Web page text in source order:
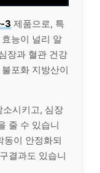
-3 제품으로, 특
능이 널리 알
장과 혈관 건강
포화 지방산이
시키고, 심장
줄 수 있습니
동이 안정화되
결과도 있습니